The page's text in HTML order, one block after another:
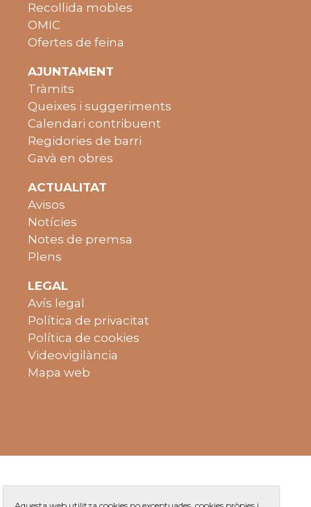
Recollida mobles
OMIC
Ofertes de feina
AJUNTAMENT
Tràmits
Queixes i suggeriments
Calendari contribuent
Regidories de barri
Gavà en obres
ACTUALITAT
Avisos
Notícies
Notes de premsa
Plens
LEGAL
Avís legal
Política de privacitat
Política de cookies
Videovigilància
Mapa web